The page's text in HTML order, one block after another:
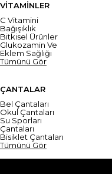
VİTAMİNLER
C Vitamini
Bağışıklık
Bitkisel Ürünler
Glukozamin Ve
Eklem Sağlığı
Tümünü Gör
ÇANTALAR
Bel Çantaları
Okul Çantaları
Su Sporları
Çantaları
Bisiklet Çantaları
Tümünü Gör